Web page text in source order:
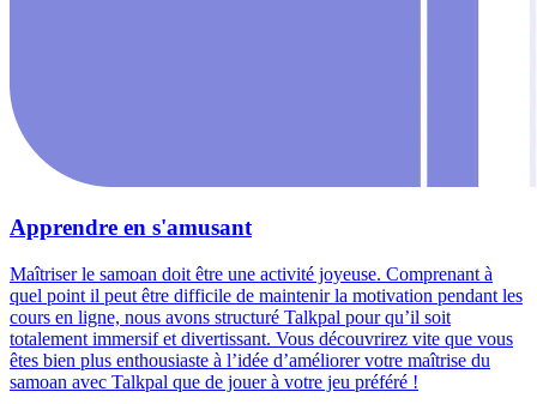
Apprendre en s'amusant
Maîtriser le samoan doit être une activité joyeuse. Comprenant à
quel point il peut être difficile de maintenir la motivation pendant les
cours en ligne, nous avons structuré Talkpal pour qu’il soit
totalement immersif et divertissant. Vous découvrirez vite que vous
êtes bien plus enthousiaste à l’idée d’améliorer votre maîtrise du
samoan avec Talkpal que de jouer à votre jeu préféré !